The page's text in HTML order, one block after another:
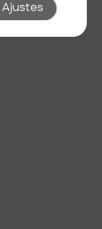
Ajustes